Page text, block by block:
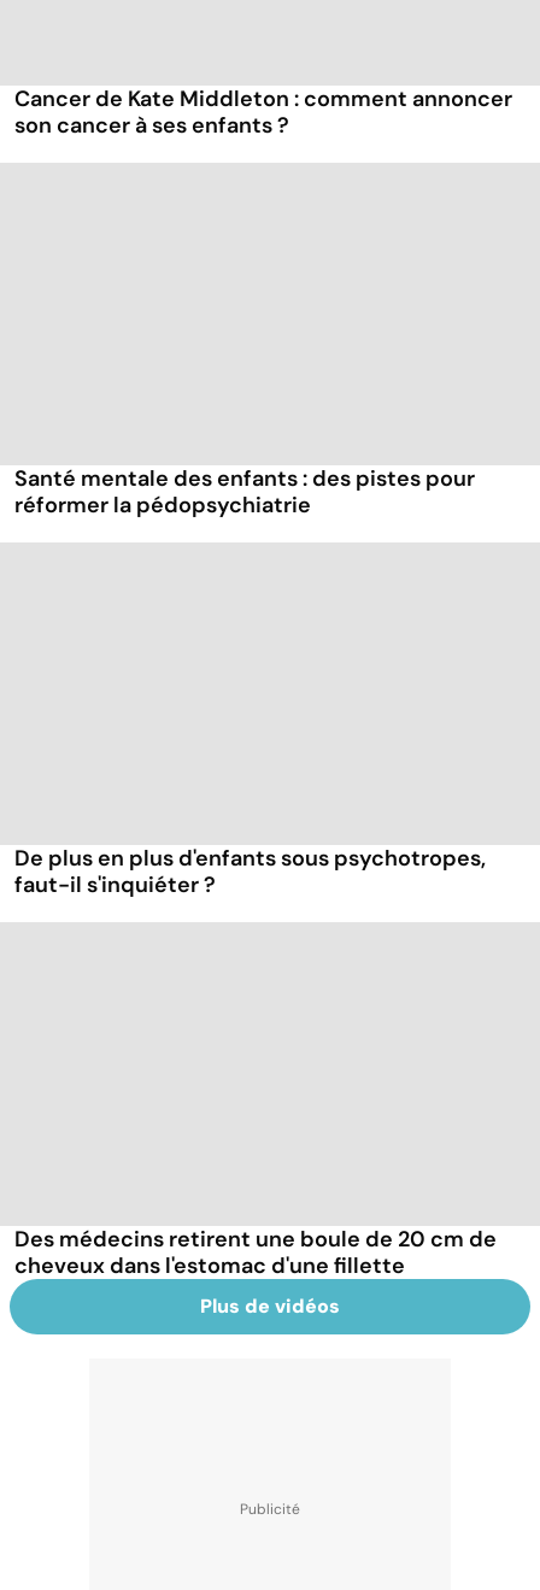
Cancer de Kate Middleton : comment annoncer
son cancer à ses enfants ?
Santé mentale des enfants : des pistes pour
réformer la pédopsychiatrie
De plus en plus d'enfants sous psychotropes,
faut-il s'inquiéter ?
Des médecins retirent une boule de 20 cm de
cheveux dans l'estomac d'une fillette
Plus de vidéos